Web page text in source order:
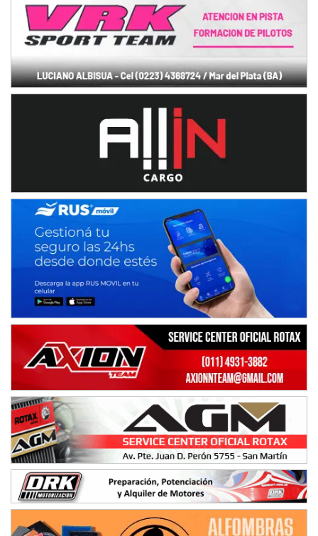
NORESTE SANTAFESINO - F6
Ciudad de Avellaneda (Asfalto)
SUR SANTAFESINO - F4
José Samuel Sánchez (Tierra)